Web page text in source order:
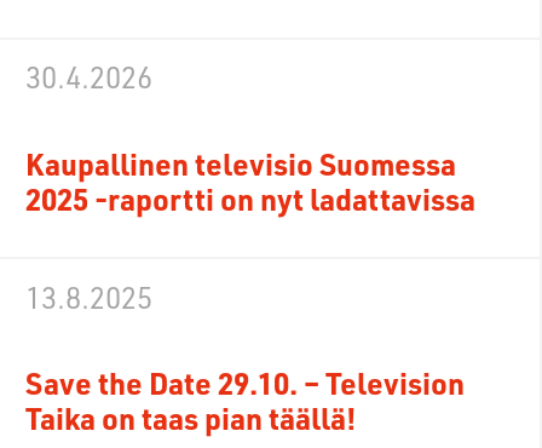
Kaupallinen televisio Suomessa
2025 -raportti on nyt ladattavissa
30.4.2026
Save the Date 29.10. – Television
Taika on taas pian täällä!
13.8.2025